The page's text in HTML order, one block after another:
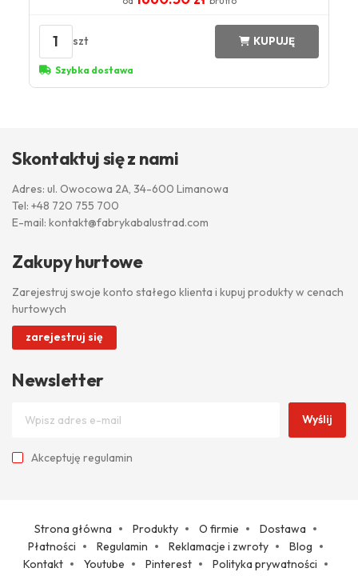
1 szt KUPUJĘ
Szybka dostawa
Skontaktuj się z nami
Adres: ul. Owocowa 2A, 34-600 Limanowa
Tel: +48 720 755 700
E-mail: kontakt@fabrykabalustrad.com
Zakupy hurtowe
Zarejestruj swoje konto stałego klienta i kupuj produkty w cenach
hurtowych
zarejestruj się
Newsletter
Wyślij
Akceptuję regulamin
Strona główna Produkty O firmie
Dostawa
Płatności
Regulamin Reklamacje i zwroty
Blog
Kontakt
Youtube Pinterest
Polityka prywatności